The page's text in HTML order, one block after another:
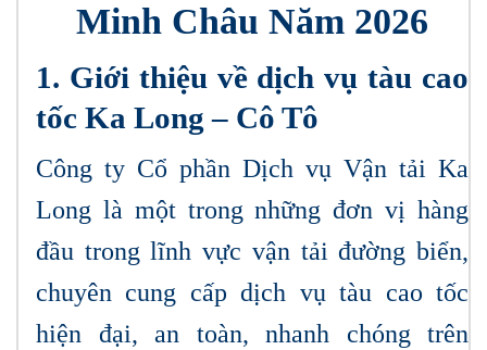
Minh Châu Năm 2026
1. Giới thiệu về dịch vụ tàu cao
tốc Ka Long – Cô Tô
Công ty Cổ phần Dịch vụ Vận tải Ka
Long là một trong những đơn vị hàng
đầu trong lĩnh vực vận tải đường biển,
chuyên cung cấp dịch vụ tàu cao tốc
hiện đại, an toàn, nhanh chóng trên